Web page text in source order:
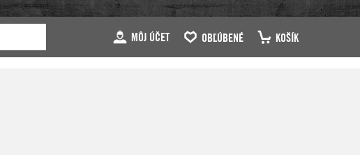
MÔJ ÚČET OBĽÚBENÉ KOŠÍK